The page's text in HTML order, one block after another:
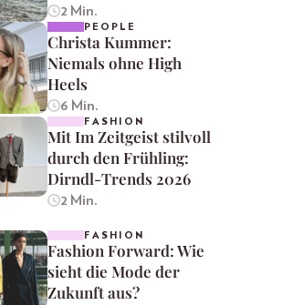
2 Min.
PEOPLE
Christa Kummer:
Niemals ohne High
Heels
6 Min.
FASHION
Mit Im Zeitgeist stilvoll
durch den Frühling:
Dirndl-Trends 2026
2 Min.
FASHION
Fashion Forward: Wie
sieht die Mode der
Zukunft aus?